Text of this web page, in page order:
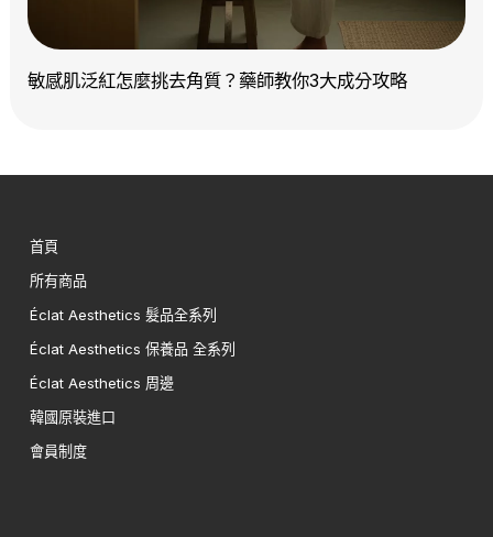
敏感肌泛紅怎麼挑去角質？藥師教你3大成分攻略
首頁
所有商品
Éclat Aesthetics 髮品全系列
Éclat Aesthetics 保養品 全系列
Éclat Aesthetics 周邊
韓國原裝進口
會員制度